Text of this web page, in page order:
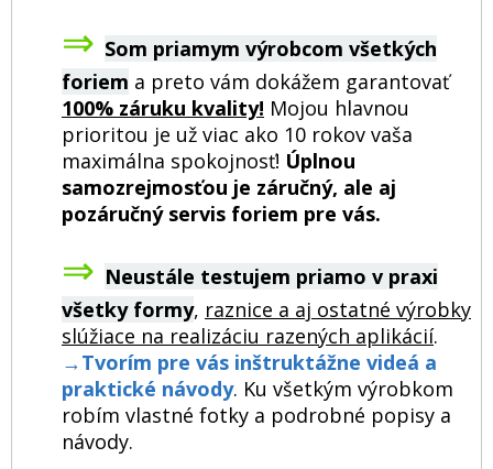
⇒ Som priamym výrobcom všetkých
foriem a preto vám dokážem garantovať
100% záruku kvality! Mojou hlavnou
prioritou je už viac ako 10 rokov vaša
maximálna spokojnosť! Úplnou
samozrejmosťou je záručný, ale aj
pozáručný servis foriem pre vás.
⇒ Neustále testujem priamo v praxi
všetky formy, raznice a aj ostatné výrobky
slúžiace na realizáciu razených aplikácií.
→Tvorím pre vás inštruktážne videá a
praktické návody. Ku všetkým výrobkom
robím vlastné fotky a podrobné popisy a
návody.